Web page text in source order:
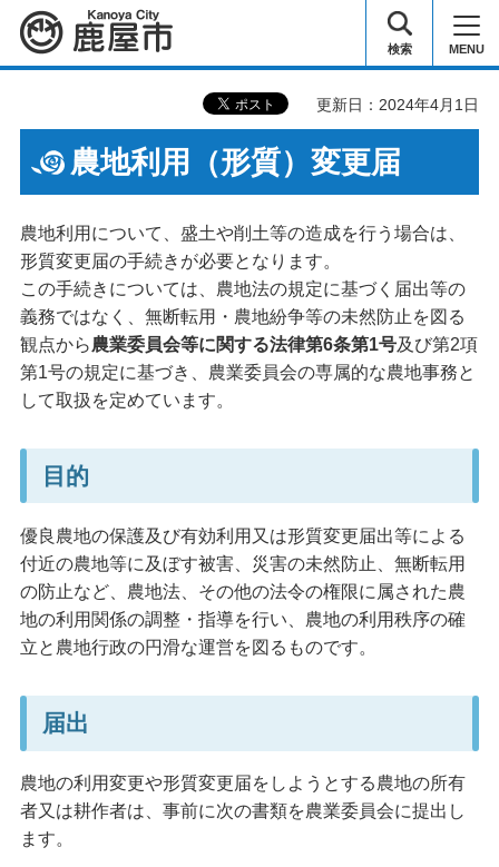
鹿屋市 検索 MENU
更新日：2024年4月1日
農地利用（形質）変更届
農地利用について、盛土や削土等の造成を行う場合は、
形質変更届の手続きが必要となります。
この手続きについては、農地法の規定に基づく届出等の
義務ではなく、無断転用・農地紛争等の未然防止を図る
観点から農業委員会等に関する法律第6条第1号及び第2項
第1号の規定に基づき、農業委員会の専属的な農地事務と
して取扱を定めています。
目的
優良農地の保護及び有効利用又は形質変更届出等による
付近の農地等に及ぼす被害、災害の未然防止、無断転用
の防止など、農地法、その他の法令の権限に属された農
地の利用関係の調整・指導を行い、農地の利用秩序の確
立と農地行政の円滑な運営を図るものです。
届出
農地の利用変更や形質変更届をしようとする農地の所有
者又は耕作者は、事前に次の書類を農業委員会に提出し
ます。